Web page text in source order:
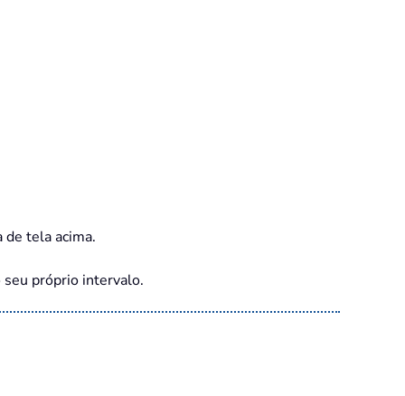
tela acima.
próprio intervalo.